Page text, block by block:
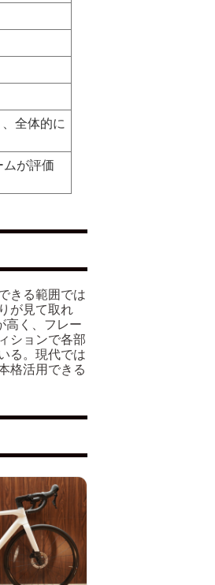
全体的に
ムが評価
きる範囲では
が見て取れ
高く、フレー
ションで各部
る。現代では
格活用できる